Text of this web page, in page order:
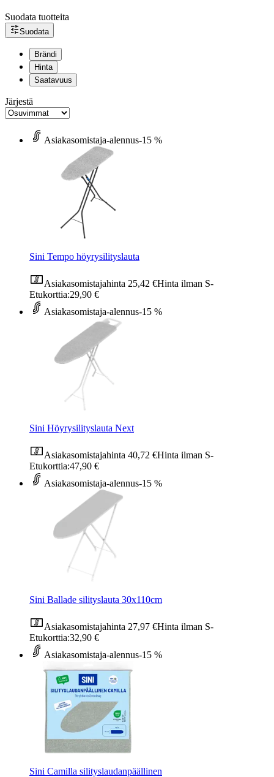
Suodata tuotteita
Suodata
Brändi
Hinta
Saatavuus
Järjestä
Asiakasomistaja-alennus-15 %
Sini Tempo höyrysilityslauta
Asiakasomistajahinta 25,42 €Hinta ilman S-
Etukorttia:29,90 €
Asiakasomistaja-alennus-15 %
Sini Höyrysilityslauta Next
Asiakasomistajahinta 40,72 €Hinta ilman S-
Etukorttia:47,90 €
Asiakasomistaja-alennus-15 %
Sini Ballade silityslauta 30x110cm
Asiakasomistajahinta 27,97 €Hinta ilman S-
Etukorttia:32,90 €
Asiakasomistaja-alennus-15 %
Sini Camilla silityslaudanpäällinen